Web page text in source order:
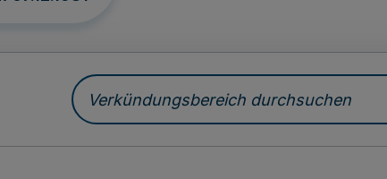
Verkündungsbereich durchsuchen